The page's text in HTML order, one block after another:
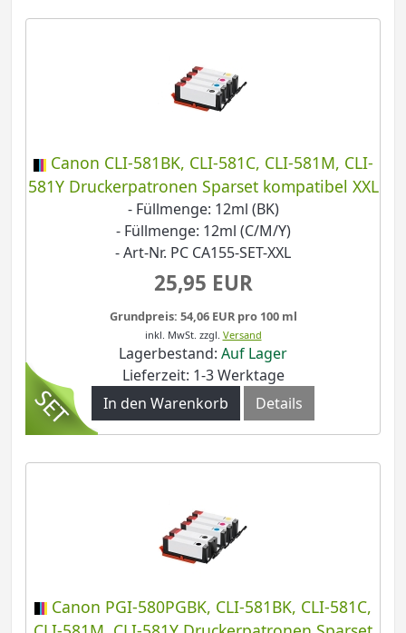
Canon CLI-581BK, CLI-581C, CLI-581M, CLI-
581Y Druckerpatronen Sparset kompatibel XXL
- Füllmenge: 12ml (BK)
- Füllmenge: 12ml (C/M/Y)
- Art-Nr. PC CA155-SET-XXL
25,95 EUR
Grundpreis: 54,06 EUR pro 100 ml
inkl. MwSt. zzgl. Versand
Lagerbestand: Auf Lager
Lieferzeit: 1-3 Werktage
In den Warenkorb
Details
Canon PGI-580PGBK, CLI-581BK, CLI-581C,